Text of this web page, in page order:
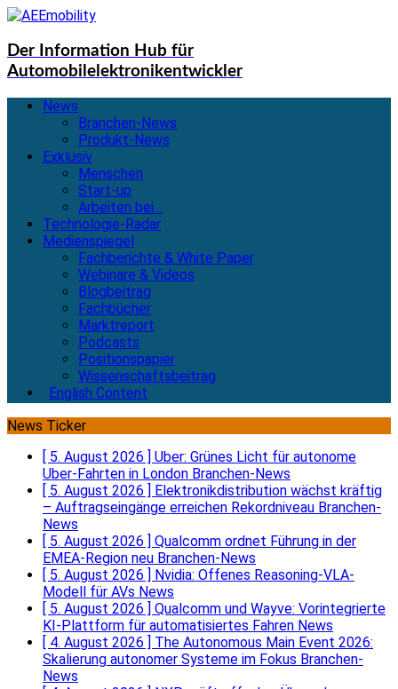
Der Information Hub für
Automobilelektronikentwickler
News
Branchen-News
Produkt-News
Exklusiv
Menschen
Start-up
Arbeiten bei…
Technologie-Radar
Medienspiegel
Fachberichte & White Paper
Webinare & Videos
Blogbeitrag
Fachbücher
Marktreport
Podcasts
Positionspapier
Wissenschaftsbeitrag
English Content
News Ticker
[ 5. August 2026 ] Uber: Grünes Licht für autonome
Uber-Fahrten in London Branchen-News
[ 5. August 2026 ] Elektronikdistribution wächst kräftig
– Auftragseingänge erreichen Rekordniveau Branchen-
News
[ 5. August 2026 ] Qualcomm ordnet Führung in der
EMEA-Region neu Branchen-News
[ 5. August 2026 ] Nvidia: Offenes Reasoning-VLA-
Modell für AVs News
[ 5. August 2026 ] Qualcomm und Wayve: Vorintegrierte
KI-Plattform für automatisiertes Fahren News
[ 4. August 2026 ] The Autonomous Main Event 2026:
Skalierung autonomer Systeme im Fokus Branchen-
News